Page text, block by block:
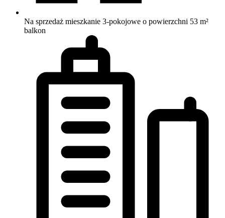
Na sprzedaż mieszkanie 3-pokojowe o powierzchni 53 m²
balkon